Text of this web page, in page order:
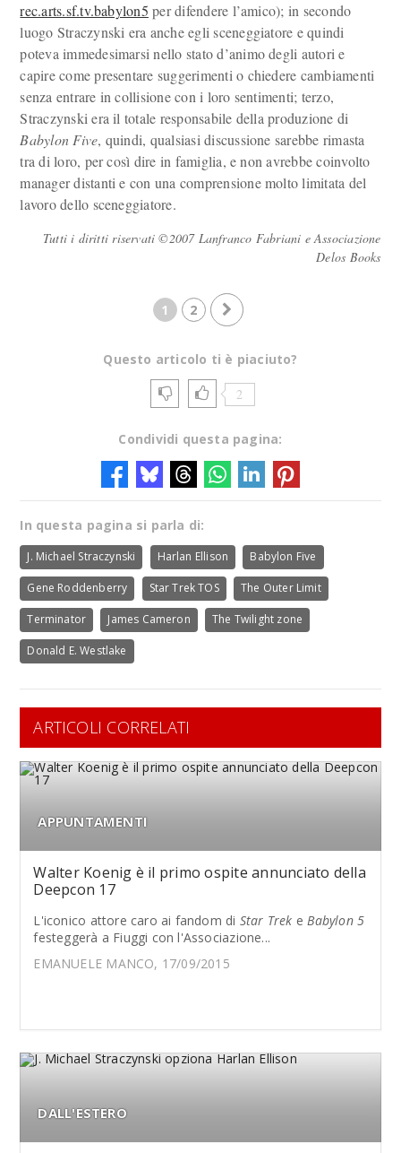
rec.arts.sf.tv.babylon5 per difendere l’amico); in secondo
luogo Straczynski era anche egli sceneggiatore e quindi
poteva immedesimarsi nello stato d’animo degli autori e
capire come presentare suggerimenti o chiedere cambiamenti
senza entrare in collisione con i loro sentimenti; terzo,
Straczynski era il totale responsabile della produzione di
Babylon Five, quindi, qualsiasi discussione sarebbe rimasta
tra di loro, per così dire in famiglia, e non avrebbe coinvolto
manager distanti e con una comprensione molto limitata del
lavoro dello sceneggiatore.
Tutti i diritti riservati ©2007 Lanfranco Fabriani e Associazione
Delos Books
1 2
Questo articolo ti è piaciuto?
2
Condividi questa pagina:
In questa pagina si parla di:
J. Michael Straczynski Harlan Ellison Babylon Five
Gene Roddenberry Star Trek TOS The Outer Limit
Terminator James Cameron The Twilight zone
Donald E. Westlake
ARTICOLI CORRELATI
APPUNTAMENTI
Walter Koenig è il primo ospite annunciato della
Deepcon 17
L'iconico attore caro ai fandom di Star Trek eBabylon 5
festeggerà a Fiuggi con l'Associazione...
EMANUELE MANCO, 17/09/2015
DALL'ESTERO